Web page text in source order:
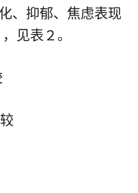
、抑郁、焦虑表现
见表２。